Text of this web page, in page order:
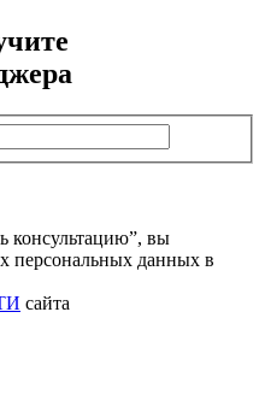
консультацию”, вы
персональных данных в
сайта